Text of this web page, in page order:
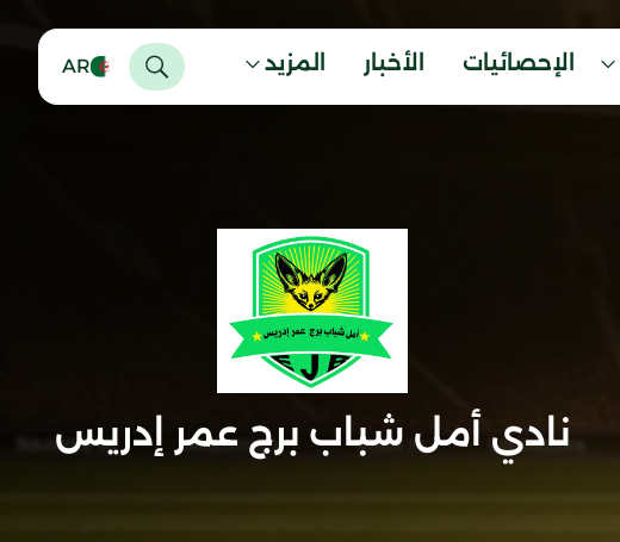
الإحصائيات الأخبار المزيد AR
نادي أمل شباب برج عمر إدريس